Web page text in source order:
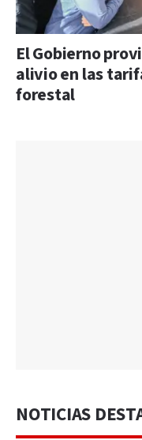
El Gobierno
alivio en las
forestal
NOTICIAS